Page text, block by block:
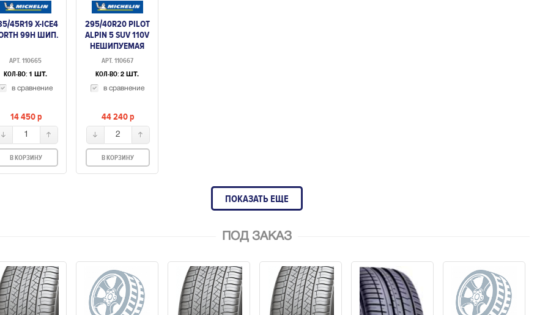
45R19 X-ICE4
99H ШИП.
АРТ. 110665
КОЛ-ВО: 1 ШТ.
в сравнение
14 450p
1
В КОРЗИНУ
295/40R20 PILOT
ALPIN 5 SUV 110V
НЕШИПУЕМАЯ
АРТ. 110667
КОЛ-ВО: 2 ШТ.
в сравнение
44 240p
2
В КОРЗИНУ
ПОКАЗАТЬ ЕЩЕ
ПОД ЗАКАЗ